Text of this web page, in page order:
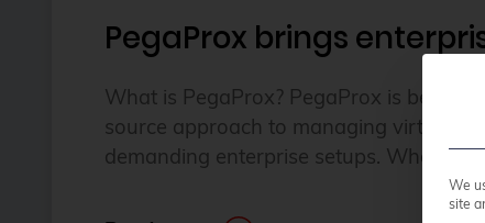
PegaProx brings
What is PegaProx? PegaProx is
source approach to managing
demanding enterprise setups. Where
We
site